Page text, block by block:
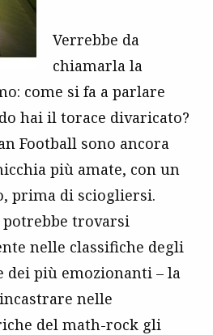
Verrebbe da
chiamarla la
come si fa a parlare
hai il torace divaricato?
Football sono ancora
più amate, con un
prima di sciogliersi.
trovarsi
nelle classifiche degli
dei più emozionanti – la
nelle
del math-rock gli